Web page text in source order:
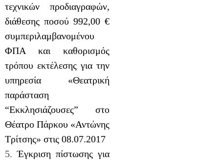
τεχνικών προδιαγραφών,
διάθεσης ποσού 992,00 €
συμπεριλαμβανομένου
ΦΠΑ και καθορισμός
τρόπου εκτέλεσης για την
υπηρεσία «Θεατρική
παράσταση
“Εκκλησιάζουσες” στο
Θέατρο Πάρκου «Αντώνης
Τρίτσης» στις 08.07.2017
5.Έγκριση πίστωσης για